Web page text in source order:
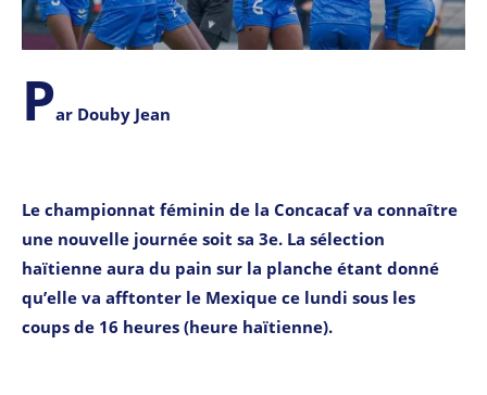
Par Douby Jean
Le championnat féminin de la Concacaf va connaître
une nouvelle journée soit sa 3e. La sélection
haïtienne aura du pain sur la planche étant donné
qu’elle va afftonter le Mexique ce lundi sous les
coups de 16 heures (heure haïtienne).